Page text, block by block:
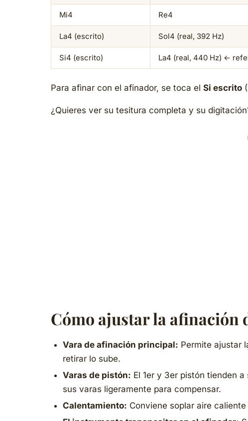
Mi4 Re4
La4 (escrito) Sol4 (real, 392 Hz)
Si4 (escrito) La4 (real, 440 Hz) ←
Para afinar con el afinador, se toca el Si escrito
¿Quieres ver su tesitura completa y su
Cómo ajustar la afinación
Vara de afinación principal: Permite ajustar
retirar lo sube.
Varas de pistón: El 1er y 3er pistón tienden
sus varas ligeramente para compensar.
Calentamiento: Conviene soplar aire